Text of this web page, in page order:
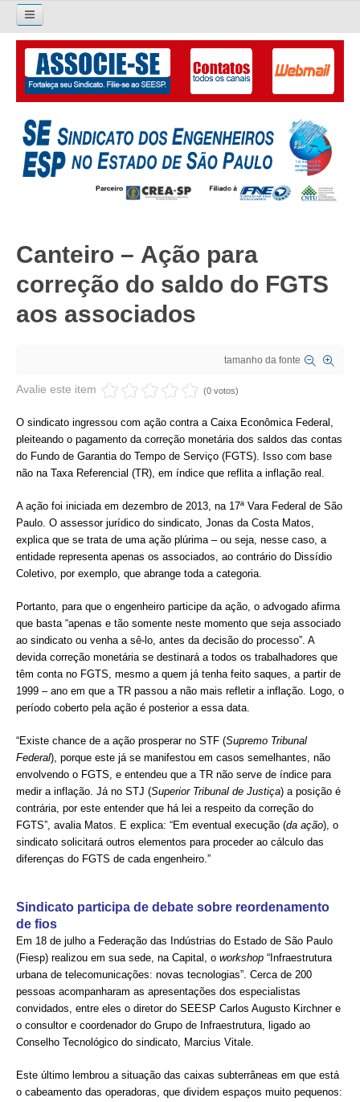
Pesquisar...
O SINDICATO
APRESENTAÇÃO
PALAVRA DO PRESIDENTE
LIVRO GESTÃO 2026-2029
SUBSEDES SINDICAIS
GALERIA EX-PRESIDENTES
CRESCE BRASIL
CONSELHO TECNOLÓGICO
HISTÓRICO E ATUAÇÃO
CONSELHOS ASSESSORES
PERSONALIDADES DA TECNOLOGIA
TRANSPARÊNCIA
JURÍDICO
ACORDOS, CONVENÇÕES E DISSÍDIOS
CONTRIBUIÇÃO ASSISTENCIAL
CONTRIBUIÇÃO ASSOCIATIVA OU ANUIDADE DE SÓCIO
CONTRIBUIÇÃO SINDICAL URBANA
FGTS EXPURGOS
FGTS CORREÇÃO
LEGISLAÇÃO
LEI 4.950-A/1966 – PISO SALARIAL
LEI 5.194/1966 – REGULAMENTAÇÃO DA PROFISSÃO
LEI 6.496/1977 – ART
Canteiro – Ação para
correção do saldo do FGTS
aos associados
tamanho da fonte
Avalie este item (0 votos)
O sindicato ingressou com ação contra a Caixa Econômica Federal,
pleiteando o pagamento da correção monetária dos saldos das contas
do Fundo de Garantia do Tempo de Serviço (FGTS). Isso com base
não na Taxa Referencial (TR), em índice que reflita a inflação real.
A ação foi iniciada em dezembro de 2013, na 17ª Vara Federal de São
Paulo. O assessor jurídico do sindicato, Jonas da Costa Matos,
explica que se trata de uma ação plúrima – ou seja, nesse caso, a
entidade representa apenas os associados, ao contrário do Dissídio
Coletivo, por exemplo, que abrange toda a categoria.
Portanto, para que o engenheiro participe da ação, o advogado afirma
que basta “apenas e tão somente neste momento que seja associado
ao sindicato ou venha a sê-lo, antes da decisão do processo”. A
devida correção monetária se destinará a todos os trabalhadores que
têm conta no FGTS, mesmo a quem já tenha feito saques, a partir de
1999 – ano em que a TR passou a não mais refletir a inflação. Logo, o
período coberto pela ação é posterior a essa data.
“Existe chance de a ação prosperar no STF (Supremo Tribunal
Federal), porque este já se manifestou em casos semelhantes, não
envolvendo o FGTS, e entendeu que a TR não serve de índice para
medir a inflação. Já no STJ (Superior Tribunal de Justiça) a posição é
contrária, por este entender que há lei a respeito da correção do
FGTS”, avalia Matos. E explica: “Em eventual execução (da ação), o
sindicato solicitará outros elementos para proceder ao cálculo das
diferenças do FGTS de cada engenheiro.”
Sindicato participa de debate sobre reordenamento
de fios
Em 18 de julho a Federação das Indústrias do Estado de São Paulo
(Fiesp) realizou em sua sede, na Capital, o workshop “Infraestrutura
urbana de telecomunicações: novas tecnologias”. Cerca de 200
pessoas acompanharam as apresentações dos especialistas
convidados, entre eles o diretor do SEESP Carlos Augusto Kirchner e
o consultor e coordenador do Grupo de Infraestrutura, ligado ao
Conselho Tecnológico do sindicato, Marcius Vitale.
Este último lembrou a situação das caixas subterrâneas em que está
o cabeamento das operadoras, que dividem espaços muito pequenos: